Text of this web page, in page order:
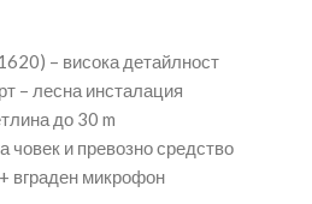
– висока детайлност
– лесна инсталация
до 30 m
човек и превозно средство
вграден микрофон